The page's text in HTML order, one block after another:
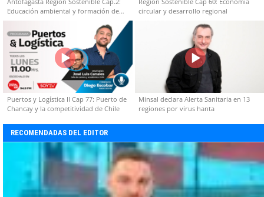
Educación ambiental y formación de
capacidades técnicas
circular y desarrollo regional
Puertos y Logística II Cap 77: Puerto de
Chancay y la competitividad de Chile
Minsal declara Alerta Sanitaria en 13
regiones por virus hanta
RECOMENDADAS DEL EDITOR